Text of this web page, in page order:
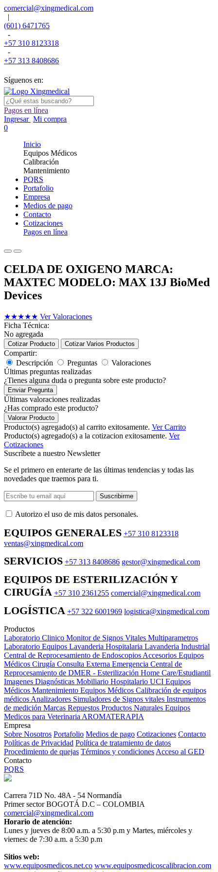
comercial@xingmedical.com
|
(601) 6471765
-
+57 310 8123318
-
+57 313 8408686
Síguenos en:
Pagos en línea
Ingresar Mi compra
0
Inicio
Equipos Médicos
Calibración
Mantenimiento
PQRS
Portafolio
Empresa
Medios de pago
Contacto
Cotizaciones
Pagos en línea
CELDA DE OXIGENO MARCA:
MAXTEC MODELO: MAX 13J BioMed
Devices
★★★★★ Ver Valoraciones
Ficha Técnica:
No agregada
Cotizar Producto Cotizar Varios Productos
Compartir:
Descripción
Preguntas
Valoraciones
Últimas preguntas realizadas
¿Tienes alguna duda o pregunta sobre este producto?
Enviar Pregunta
Últimas valoraciones realizadas
¿Has comprado este producto?
Valorar Producto
Producto(s) agregado(s) al carrito exitosamente. Ver Carrito
Producto(s) agregado(s) a la cotizacion exitosamente. Ver
Cotizaciones
Suscríbete a nuestro Newsletter
Se el primero en enterarte de las últimas tendencias y todas las
novedades que traemos para ti.
Suscribirme
Autorizo ​​el uso de mis datos personales.
EQUIPOS GENERALES +57 310 8123318
ventas@xingmedical.com
SERVICIOS +57 313 8408686 gestor@xingmedical.com
EQUIPOS DE ESTERILIZACIÓN Y
CIRUGÍA +57 310 2361255 comercial@xingmedical.com
LOGÍSTICA +57 322 6001969 logistica@xingmedical.com
Productos
Laboratorio Clinico Monitor de Signos Vitales Multiparametros
Laboratorio Equipos Lavanderia Hospitalaria Lavanderia Industrial
Central de Reprocesamiento de Endoscopios Accesorios Equipos
Médicos Cirugía Consulta Externa Emergencia Central de
Reprocesamiento de DMER - Esterilización Home Care/Estudiantil
Imagenes Diagnósticas Mobiliario Hospitalario UCI Equipos
Médicos Mantenimiento Equipos Médicos Calibración de equipos
médicos Analizadores Simuladores de Signos vitales Instrumentos
de medición Marcas Repuestos Productos Naturales Equipos
Medicos para Veterinaria AROMATERAPIA
Empresa
Sobre Nosotros Portafolio Medios de pago Cotizaciones Contacto
Políticas de Privacidad Política de tratamiento de datos
Procedimiento de quejas Términos y condiciones Acceso al GED
Contacto
PQRS
Carrera 71D No. 48A - 54 Normandía
Primer sector BOGOTÁ D.C – COLOMBIA
comercial@xingmedical.com
Horario de atención:
Lunes y jueves de 8:00 a.m. a 5:30 p.m y Martes, miércoles y
viernes: de 7:30 a.m. a 5:30 p.m
Sitios web:
www.equiposmedicos.net.co www.equiposmedicoscalibracion.com